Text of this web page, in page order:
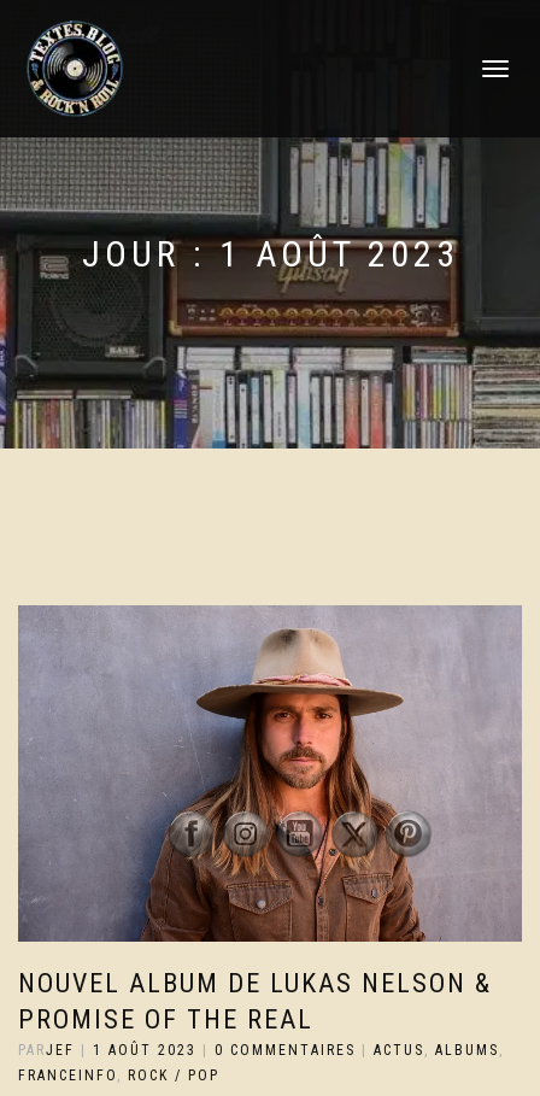
DÉPLIER
JOUR :1 AOÛT 2023
NOUVEL ALBUM DE LUKAS NELSON &
PROMISE OF THE REAL
PARJEF | 1 AOÛT 2023 | 0 COMMENTAIRES | ACTUS ALBUMS
FRANCEINFO
ROCK / POP